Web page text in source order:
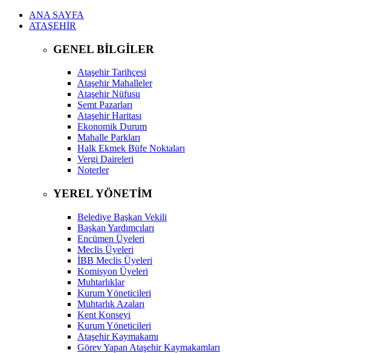
ANA SAYFA
ATAŞEHİR
GENEL BİLGİLER
Ataşehir Tarihçesi
Ataşehir Mahalleler
Ataşehir Nüfusu
Semt Pazarları
Ataşehir Haritası
Ekonomik Durum
Mahalle Parkları
Halk Ekmek Büfe Noktaları
Vergi Daireleri
Noterler
YEREL YÖNETİM
Belediye Başkan Vekili
Başkan Yardımcıları
Encümen Üyeleri
Meclis Üyeleri
İBB Meclis Üyeleri
Komisyon Üyeleri
Muhtarlıklar
Kurum Yöneticileri
Muhtarlık Azaları
Kent Konseyi
Kurum Yöneticileri
Ataşehir Kaymakamı
Görev Yapan Ataşehir Kaymakamları